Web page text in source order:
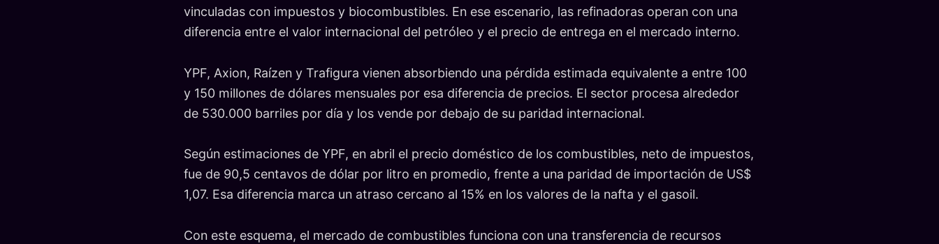
vinculadas con impuestos y biocombustibles. En ese escenario, las refinadoras operan con una
diferencia entre el valor internacional del petróleo y el precio de entrega en el mercado interno.
YPF, Axion, Raízen y Trafigura vienen absorbiendo una pérdida estimada equivalente a entre 100
y 150 millones de dólares mensuales por esa diferencia de precios. El sector procesa alrededor
de 530.000 barriles por día y los vende por debajo de su paridad internacional.
Según estimaciones de YPF, en abril el precio doméstico de los combustibles, neto de impuestos,
fue de 90,5 centavos de dólar por litro en promedio, frente a una paridad de importación de US$
1,07. Esa diferencia marca un atraso cercano al 15% en los valores de la nafta y el gasoil.
Con este esquema, el mercado de combustibles funciona con una transferencia de recursos